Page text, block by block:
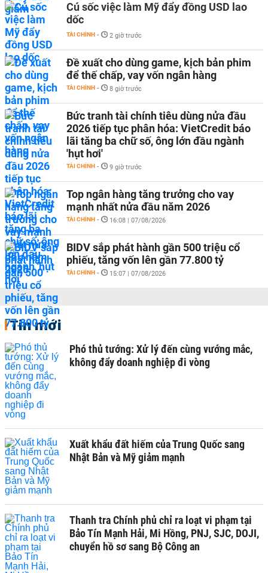
Cú sốc việc làm Mỹ đẩy đồng USD lao
dốc
TÀI CHÍNH - 2 giờ trước
Đề xuất cho dùng game, kịch bản phim
để thế chấp, vay vốn ngân hàng
TÀI CHÍNH - 8 giờ trước
Bức tranh tài chính tiêu dùng nửa đầu
2026 tiếp tục phân hóa: VietCredit báo
lãi tăng ba chữ số, ông lớn đầu ngành
'hụt hơi'
TÀI CHÍNH - 9 giờ trước
Top ngân hàng tăng trưởng cho vay
mạnh nhất nửa đầu năm 2026
TÀI CHÍNH - 16:08 | 07/08/2026
BIDV sắp phát hành gần 500 triệu cổ
phiếu, tăng vốn lên gần 77.800 tỷ
TÀI CHÍNH - 15:07 | 07/08/2026
Tin mới
Phó thủ tướng: Xử lý đến cùng vướng mắc,
không đẩy doanh nghiệp đi vòng
Xuất khẩu đất hiếm của Trung Quốc sang
Nhật Bản và Mỹ giảm mạnh
Thanh tra Chính phủ chỉ ra loạt vi phạm tại
Bảo Tín Mạnh Hải, Mi Hồng, PNJ, SJC, DOJI,
chuyển hồ sơ sang Bộ Công an